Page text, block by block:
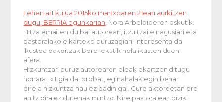
Lehen artikulua 2015ko martxoaren 21ean aurkitzen
dugu, BERRIA egunkarian , Nora Arbelbideren eskutik.
Hitza emaiten du bai autoreari, itzultzaile nagusiari eta
pastoralako elkarteko buruzagiari. Interesenta da
ikustea bakoitzak bere lekutik nola ikusten duen
afera.
Hizkuntzari buruz autorearen eleak ekartzen ditugu
honara : « Egia da, orobat, eginahalak egin behar
direla hizkuntza hau ez dadin gal. Gure aktoreetan ere
anitz dira ez dutenak mintzo. Nire pastoralean biziki